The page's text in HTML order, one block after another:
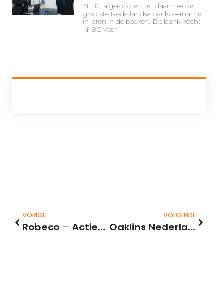
NIBC afgerond en zet daarmee de
grootste Nederlandse bankovername
in jaren in de boeken. De bank kocht
NIBC voor
VORIGE
Robeco – Actieve ETF’s: het beste van twee werelden
VOLGENDE
Oaklins Nederland neemt family office Andreas Capital over